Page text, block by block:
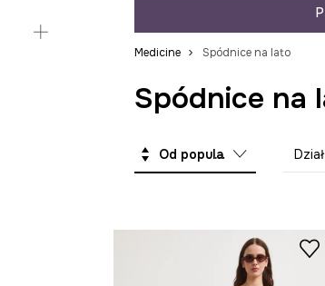
Medicine Spódnice na lato
Spódnice na
Od popularnych Dział